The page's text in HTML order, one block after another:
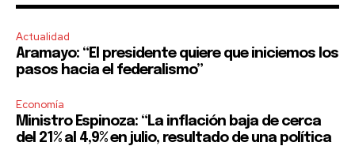
Actualidad
Aramayo: “El presidente quiere que iniciemos los
pasos hacia el federalismo”
Economía
Ministro Espinoza: “La inflación baja de cerca
del 21% al 4,9% en julio, resultado de una política